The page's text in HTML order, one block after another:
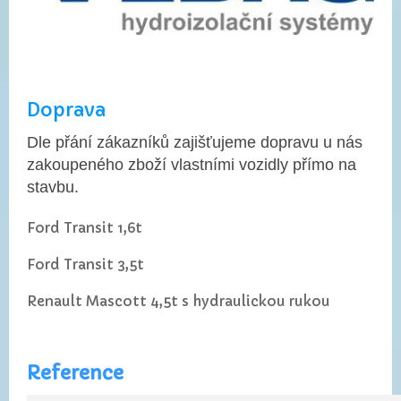
Doprava
Dle přání zákazníků zajišťujeme dopravu u nás
zakoupeného zboží vlastními vozidly přímo na
stavbu.
Ford Transit 1,6t
Ford Transit 3,5t
Renault Mascott 4,5t s hydraulickou rukou
Reference